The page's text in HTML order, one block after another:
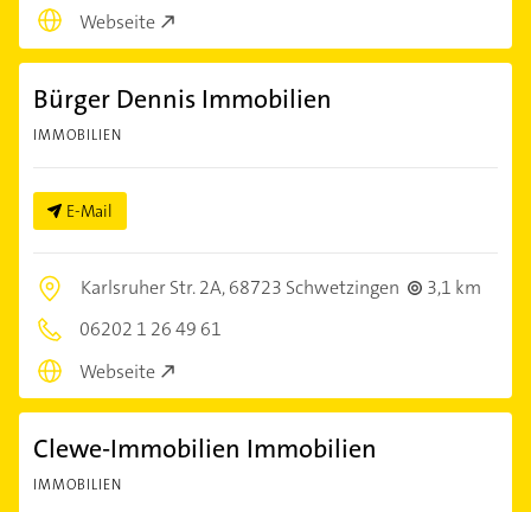
Webseite
Bürger Dennis Immobilien
IMMOBILIEN
E-Mail
Karlsruher Str. 2A,68723 Schwetzingen
3,1 km
06202 1 26 49 61
Webseite
Clewe-Immobilien Immobilien
IMMOBILIEN